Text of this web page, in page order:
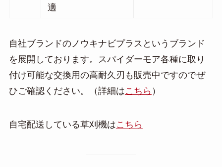
適
自社ブランドのノウキナビプラスというブランド
を展開しております。スパイダーモア各種に取り
付け可能な交換用の高耐久刃も販売中ですのでぜ
ひご確認ください。（詳細はこちら ）
自宅配送している草刈機はこちら